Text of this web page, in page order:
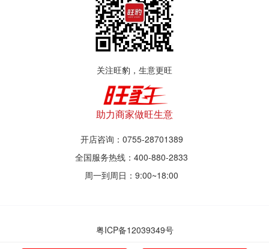
关注旺豹，生意更旺
助力商家做旺生意
开店咨询：0755-28701389
全国服务热线：400-880-2833
周一到周日：9:00~18:00
粤ICP备12039349号